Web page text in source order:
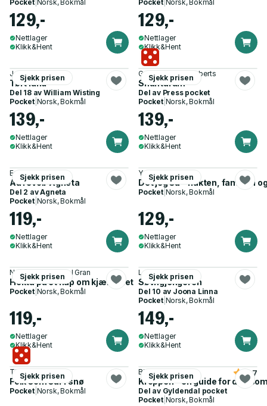
Pocket| Norsk, Bokmål
129,-
Nettlager
Klikk&Hent
Pocket| Norsk, Bokmål
129,-
Nettlager
Klikk&Hent
Sjekk prisen
Jørn Lier Horst
Tørt land
Del 18 av William Wisting
Pocket| Norsk, Bokmål
139,-
Nettlager
Klikk&Hent
Sjekk prisen
Gregory David Roberts
Shantaram
Del av Press pocket
Pocket| Norsk, Bokmål
139,-
Nettlager
Klikk&Hent
Sjekk prisen
Emma Hamberg
Au revoir Agneta
Del 2 avAgneta
Pocket| Norsk, Bokmål
119,-
Nettlager
Klikk&Hent
Sjekk prisen
Yama Wolasmal
Det jeg så - flukten, familien
Pocket| Norsk, Bokmål
129,-
Nettlager
Klikk&Hent
Sjekk prisen
Nora Skaug, Sissel Gran
Hekta på et håp om kjærlighet
Pocket| Norsk, Bokmål
119,-
Nettlager
Klikk&Hent
Sjekk prisen
Lars Kepler
Søvngjengeren
Del 10 av Joona Linna
Pocket| Norsk, Bokmål
149,-
Nettlager
Klikk&Hent
Sjekk prisen
Tina Harnesk
Folk som sår i snø
Pocket| Norsk, Bokmål
Sjekk prisen
Bill Bryson
Kroppen - en guide for deg
4.7
Del av Gyldendal pocket
Pocket| Norsk, Bokmål